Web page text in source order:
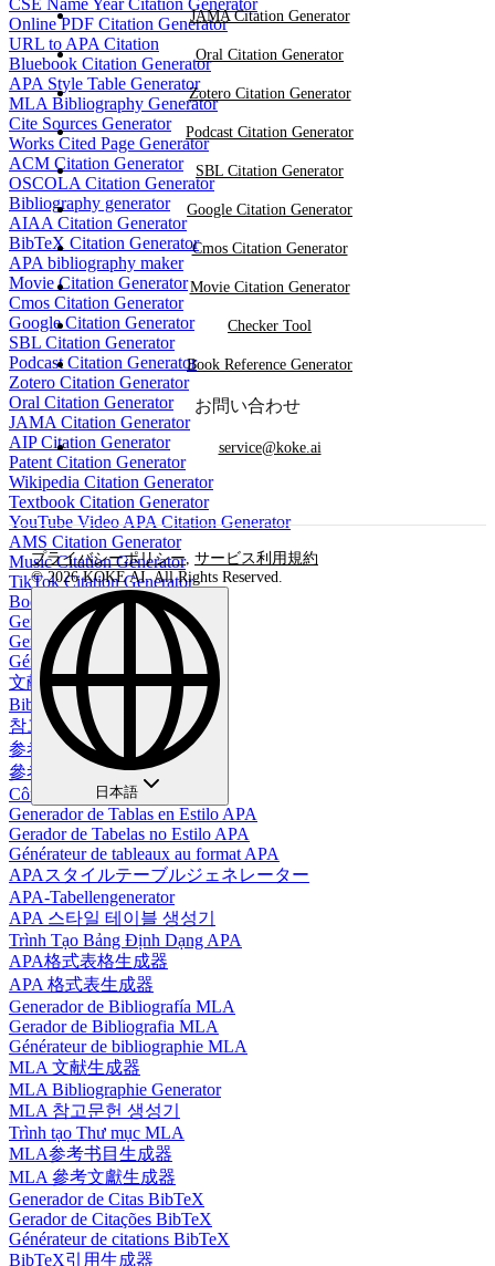
CSE Name Year Citation Generator
Online PDF Citation Generator
URL to APA Citation
Bluebook Citation Generator
APA Style Table Generator
MLA Bibliography Generator
Cite Sources Generator
Works Cited Page Generator
ACM Citation Generator
OSCOLA Citation Generator
Bibliography generator
AIAA Citation Generator
BibTeX Citation Generator
APA bibliography maker
Movie Citation Generator
Cmos Citation Generator
Google Citation Generator
SBL Citation Generator
Podcast Citation Generator
Zotero Citation Generator
Oral Citation Generator
JAMA Citation Generator
AIP Citation Generator
Patent Citation Generator
Wikipedia Citation Generator
Textbook Citation Generator
YouTube Video APA Citation Generator
AMS Citation Generator
Music Citation Generator
TikTok Citation Generator
Book Reference Generator
Generador de bibliografía
Gerador de Bibliografia
Générateur de bibliographie
文献生成ツール
Bibliographie-Generator
참고 문헌 생성기
参考文献生成器
參考書目生成器
Công cụ tạo danh mục tài liệu
Generador de Tablas en Estilo APA
Gerador de Tabelas no Estilo APA
Générateur de tableaux au format APA
APAスタイルテーブルジェネレーター
APA-Tabellengenerator
APA 스타일 테이블 생성기
Trình Tạo Bảng Định Dạng APA
APA格式表格生成器
APA 格式表生成器
Generador de Bibliografía MLA
Gerador de Bibliografia MLA
Générateur de bibliographie MLA
MLA 文献生成器
MLA Bibliographie Generator
MLA 참고문헌 생성기
Trình tạo Thư mục MLA
MLA参考书目生成器
MLA 參考文獻生成器
Generador de Citas BibTeX
Gerador de Citações BibTeX
Générateur de citations BibTeX
BibTeX引用生成器
JAMA Citation Generator
Oral Citation Generator
Zotero Citation Generator
Podcast Citation Generator
SBL Citation Generator
Google Citation Generator
Cmos Citation Generator
Movie Citation Generator
Checker Tool
Book Reference Generator
お問い合わせ
service@koke.ai
プライバシーポリシー, サービス利用規約
© 2026 KOKE AI. All Rights Reserved.
日本語